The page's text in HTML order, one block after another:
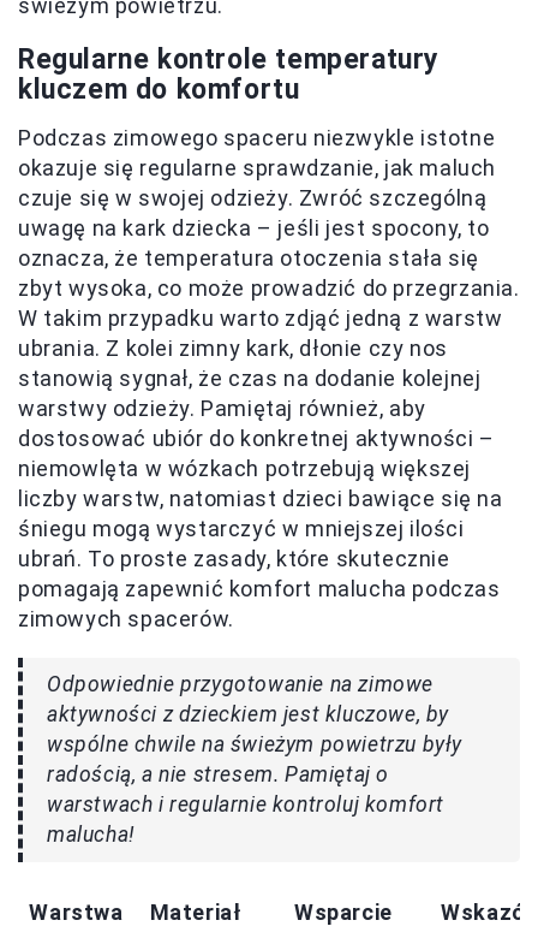
świeżym powietrzu.
Regularne kontrole temperatury
kluczem do komfortu
Podczas zimowego spaceru niezwykle istotne
okazuje się regularne sprawdzanie, jak maluch
czuje się w swojej odzieży. Zwróć szczególną
uwagę na kark dziecka – jeśli jest spocony, to
oznacza, że temperatura otoczenia stała się
zbyt wysoka, co może prowadzić do przegrzania.
W takim przypadku warto zdjąć jedną z warstw
ubrania. Z kolei zimny kark, dłonie czy nos
stanowią sygnał, że czas na dodanie kolejnej
warstwy odzieży. Pamiętaj również, aby
dostosować ubiór do konkretnej aktywności –
niemowlęta w wózkach potrzebują większej
liczby warstw, natomiast dzieci bawiące się na
śniegu mogą wystarczyć w mniejszej ilości
ubrań. To proste zasady, które skutecznie
pomagają zapewnić komfort malucha podczas
zimowych spacerów.
Odpowiednie przygotowanie na zimowe
aktywności z dzieckiem jest kluczowe, by
wspólne chwile na świeżym powietrzu były
radością, a nie stresem. Pamiętaj o
warstwach i regularnie kontroluj komfort
malucha!
Warstwa Materiał Wsparcie